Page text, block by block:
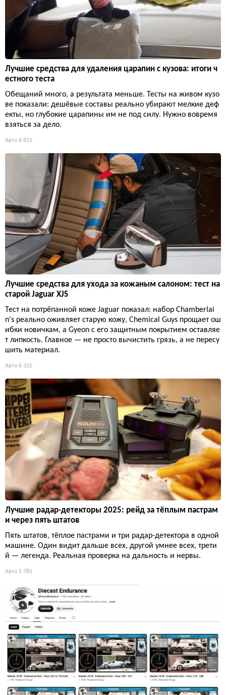
Лучшие средства для удаления царапин с кузова: итоги ч
естного теста
Обещаний много, а результата меньше. Тесты на живом кузо
ве показали: дешёвые составы реально убирают мелкие деф
екты, но глубокие царапины им не под силу. Нужно вовремя
взяться за дело.
Авто 6 815
Лучшие средства для ухода за кожаным салоном: тест на
старой Jaguar XJS
Тест на потрёпанной коже Jaguar показал: набор Chamberlai
n's реально оживляет старую кожу, Chemical Guys прощает ош
ибки новичкам, а Gyeon с его защитным покрытием оставляе
т липкость. Главное — не просто вычистить грязь, а не пересу
шить материал.
Авто 6 332
Лучшие радар-детекторы 2025: рейд за тёплым пастрам
и через пять штатов
Пять штатов, тёплое пастрами и три радар-детектора в одной
машине. Один видит дальше всех, другой умнее всех, трети
й — легенда. Реальная проверка на дальность и нервы.
Авто 5 781